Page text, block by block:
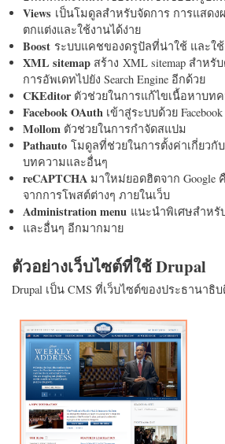
Views เป็นโมดูลสำหรับจัดการ การแสดง
ตกแต่งและใช้งานได้ง่าย
Boost ระบบแคชของดรูปัลที่น่าใช้ และใ
XML sitemap สร้าง XML sitemap สำห
การอัพเดทไปยัง Search Engine อีกด้วย
CKEditorตัวช่วยในการแก้ไขเนื้อหาบท
Facebook OAuth เข้าสู่ระบบด้วย Facebook
Mollom ตัวช่วยในการกำจัดสแปม
Pathauto โมดูลที่ช่วยในการตั้งค่าเกี่ยวกั
บทความและอื่นๆ
reCAPTCHA มาใหม่ยอดฮิตจาก Google
จากการโพสต์ต่างๆ ภายในเว็บ
Administration menu แนะนำพิเศษสำห
และอื่นๆ อีกมากมาย
ตัวอย่างเว็บไซต์ที่ใช้ Drupal
Drupal เป็น CMS ที่เว็บไซต์ของประธานาธิบ